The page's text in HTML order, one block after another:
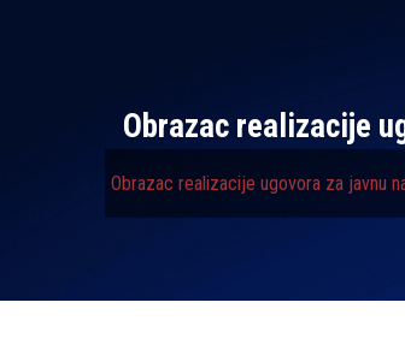
Obrazac realizacije
Obrazac realizacije ugovora za javnu